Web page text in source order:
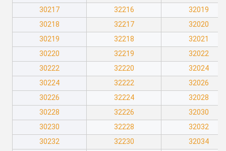
30217
32216
32019
30218
32217
32020
30219
32218
32021
30220
32219
32022
30222
32220
32024
30224
32222
32026
30226
32224
32028
30228
32226
32030
30230
32228
32032
30232
32230 32034